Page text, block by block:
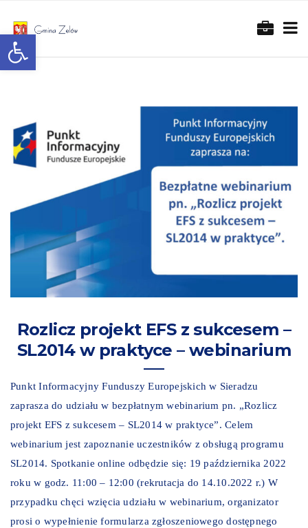
Otwórz pasek narzędzi
Rozlicz projekt EFS z sukcesem –
SL2014 w praktyce – webinarium
Punkt Informacyjny Funduszy Europejskich w Sieradzu
zaprasza do udziału w bezpłatnym webinarium pn. „Rozlicz
projekt EFS z sukcesem – SL2014 w praktyce”. Celem
webinarium jest zapoznanie uczestników z obsługą programu
SL2014. Spotkanie online odbędzie się: 19 października 2022
roku w godz. 11:00 – 12:00 (rekrutacja do 14.10.2022 r.) W
przypadku chęci wzięcia udziału w webinarium, organizator
prosi o wypełnienie formularza zgłoszeniowego dostępnego